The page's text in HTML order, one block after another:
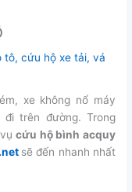
tô,cứu hộ xe tải,vá
xe không nổ máy
trên đường. Trong
vụcứu hộ bình acquy
sẽ đến nhanh nhất